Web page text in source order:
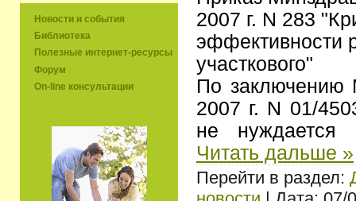
Новости и события
Библиотека
Полезные интернет-ресурсы
Форум
On-line консультации
2007 г. N 283
эффективности
участкового"
По
2007 г. N 01/
не нуждается
Читать дальше »
Перейти в раздел: